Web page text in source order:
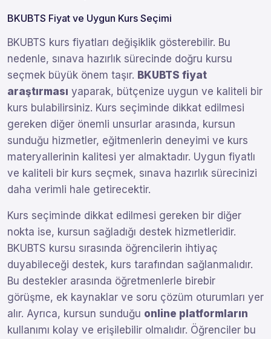
BKUBTS Fiyat ve Uygun Kurs Seçimi
BKUBTS kurs fiyatları değişiklik gösterebilir. Bu
nedenle, sınava hazırlık sürecinde doğru kursu
seçmek büyük önem taşır. BKUBTS fiyat
araştırması yaparak, bütçenize uygun ve kaliteli bir
kurs bulabilirsiniz. Kurs seçiminde dikkat edilmesi
gereken diğer önemli unsurlar arasında, kursun
sunduğu hizmetler, eğitmenlerin deneyimi ve kurs
materyallerinin kalitesi yer almaktadır. Uygun fiyatlı
ve kaliteli bir kurs seçmek, sınava hazırlık sürecinizi
daha verimli hale getirecektir.
Kurs seçiminde dikkat edilmesi gereken bir diğer
nokta ise, kursun sağladığı destek hizmetleridir.
BKUBTS kursu sırasında öğrencilerin ihtiyaç
duyabileceği destek, kurs tarafından sağlanmalıdır.
Bu destekler arasında öğretmenlerle birebir
görüşme, ek kaynaklar ve soru çözüm oturumları yer
alır. Ayrıca, kursun sunduğu online platformların
kullanımı kolay ve erişilebilir olmalıdır. Öğrenciler bu